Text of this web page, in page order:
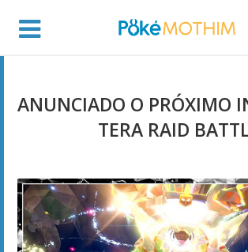
ANUNCIADO O PRÓXIMO
TERA RAID